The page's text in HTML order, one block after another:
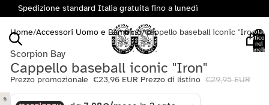
Spedizione standard Italia gratuita fino a lunedì
Totale
articoli
nel
carrello:
Home/Accessori Uomo e Bambino/Cappello baseball iconic "Iron"
Scorpion Bay
Cappello baseball iconic "Iron"
Prezzo promozionale €23,96 EUR Prezzo di listino €29,95 EUR